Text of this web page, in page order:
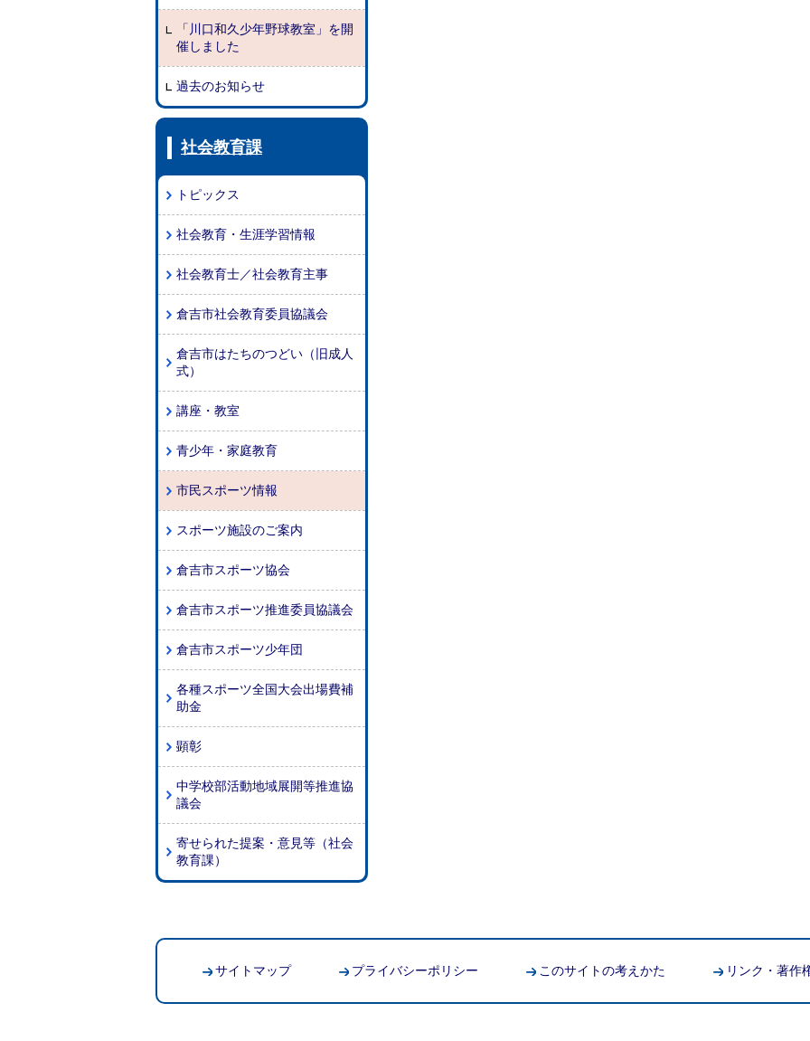
「川口和久少年野球教室」を開
催しました
過去のお知らせ
社会教育課
トピックス
社会教育・生涯学習情報
社会教育士／社会教育主事
倉吉市社会教育委員協議会
倉吉市はたちのつどい（旧成人
式）
講座・教室
青少年・家庭教育
市民スポーツ情報
スポーツ施設のご案内
倉吉市スポーツ協会
倉吉市スポーツ推進委員協議会
倉吉市スポーツ少年団
各種スポーツ全国大会出場費補
助金
顕彰
中学校部活動地域展開等推進協
議会
寄せられた提案・意見等（社会
教育課）
サイトマップ プライバシーポリシー このサイトの考えかた リンク・著作